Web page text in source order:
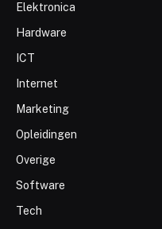
Elektronica
Hardware
ICT
Internet
Marketing
Opleidingen
Overige
Software
Tech